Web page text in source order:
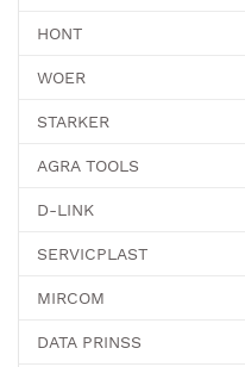
HONT
WOER
STARKER
AGRA TOOLS
D-LINK
SERVICPLAST
MIRCOM
DATA PRINSS